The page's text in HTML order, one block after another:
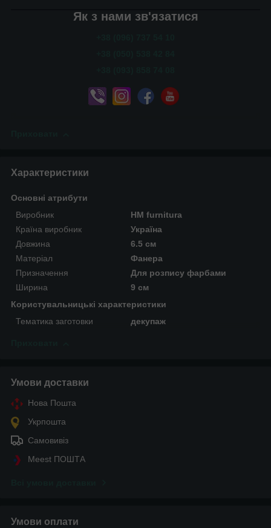
Як з нами зв'язатися
Характеристики
Основні атрибути
Виробник
HM furnitura
Країна виробник
Україна
Довжина
6.5 см
Матеріал
Фанера
Призначення
Для розпису фарбами
Ширина
9 см
Користувальницькі характеристики
Тематика заготовки
декупаж
Умови доставки
Нова Пошта
Укрпошта
Самовивіз
Meest ПОШТА
Умови оплати